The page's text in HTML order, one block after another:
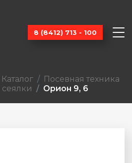
8 (8412) 713 - 100
Каталог
Посевная техника
Орион 9, 6